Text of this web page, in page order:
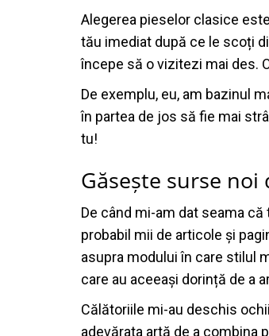
Alegerea pieselor clasice
tău imediat după ce le scoți
începe să o vizitezi mai des.
De exemplu, eu, am bazinul
în partea de jos să fie mai
tu!
Găsește surse
De când mi-am dat seama
probabil mii de articole și
asupra modului în care stilul
care au aceeași dorință de a
Călătoriile mi-au deschis
adevărata artă de a combina